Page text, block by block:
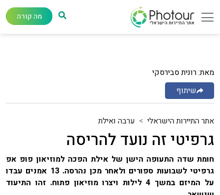
מה קורה
מאת: רונית סבירסקי
שיתוף
אתר התיירות הישראלי ערבה ואילת
גרפיטי זה נועד להריסה
חומת שדה התעופה הישן של אילת הפכה למוזיאון פופ אפ
גרפיטי לשבועות ספורים ולאחר מכן נהרסה. 13 אמנים עבדו
על המיזם במשך 4 לילות ויצרו מוזיאון פתוח. זהו התיעוד